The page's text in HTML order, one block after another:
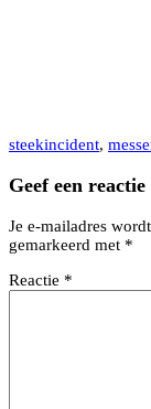
steekincident,
Geef een reactie
Je e-mailadres
gemarkeerd met *
Reactie *